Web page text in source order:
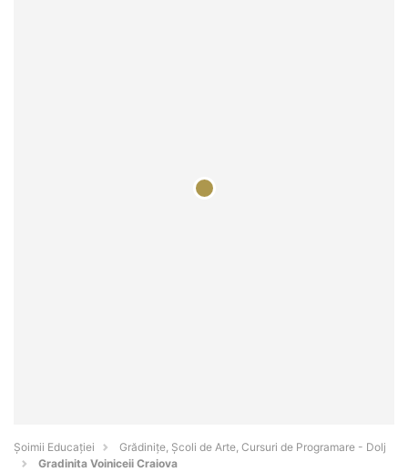
Șoimii Educației
Grădinițe, Școli de Arte, Cursuri de Programare - Dolj
Gradinita Voiniceii Craiova